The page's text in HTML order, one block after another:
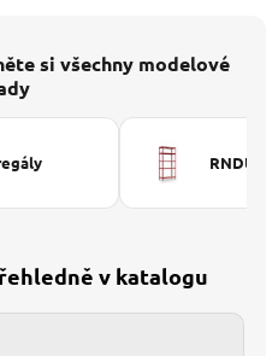
si všechny modelové
RNDU-
v katalogu